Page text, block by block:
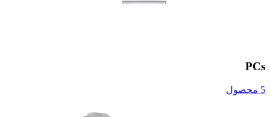
PCs
5 محصول